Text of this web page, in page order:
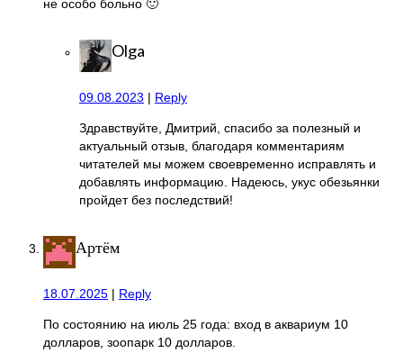
не особо больно 🙂
Olga
09.08.2023 | Reply
Здравствуйте, Дмитрий, спасибо за полезный и
актуальный отзыв, благодаря комментариям
читателей мы можем своевременно исправлять и
добавлять информацию. Надеюсь, укус обезьянки
пройдет без последствий!
Артём
18.07.2025 | Reply
По состоянию на июль 25 года: вход в аквариум 10
долларов, зоопарк 10 долларов.